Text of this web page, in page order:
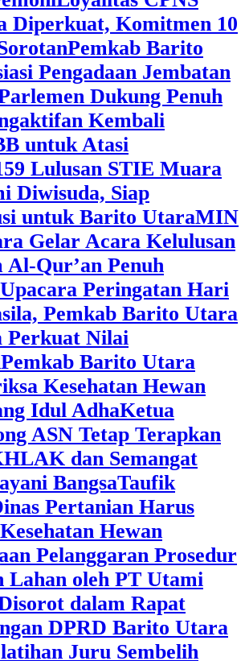
Diperkuat, Komitmen 10
Pemkab Barito
Pengadaan Jembatan
Dukung Penuh
Kembali
untuk Atasi
Lulusan STIE Muara
Diwisuda, Siap
untuk Barito UtaraMIN
Gelar Acara Kelulusan
Al-Qur’an Penuh
Upacara Peringatan Hari
Pemkab Barito Utara
Perkuat Nilai
Pemkab Barito Utara
Kesehatan Hewan
Idul AdhaKetua
ASN Tetap Terapkan
dan Semangat
BangsaTaufik
Pertanian Harus
Hewan
Pelanggaran Prosedur
Lahan oleh PT Utami
dalam Rapat
DPRD Barito Utara
Juru Sembelih